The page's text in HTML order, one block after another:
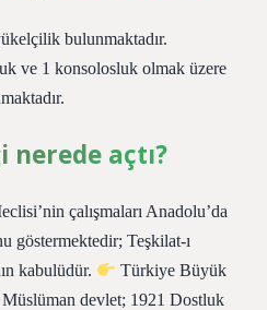
bulunmaktadır.
ve 1 konsolosluk olmak üzere
nerede açtı?
çalışmaları Anadolu’da
göstermektedir; Teşkilat-ı
kabulüdür.
Türkiye Büyük
devlet; 1921 Dostluk